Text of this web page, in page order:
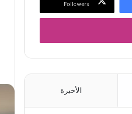
Followers
الأخيرة